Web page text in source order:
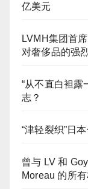
亿美元
LVMH集团首
对奢侈品的强
“从不直白袒露
志？
“津轻裂织”日
曾与 LV 和
Moreau 的所